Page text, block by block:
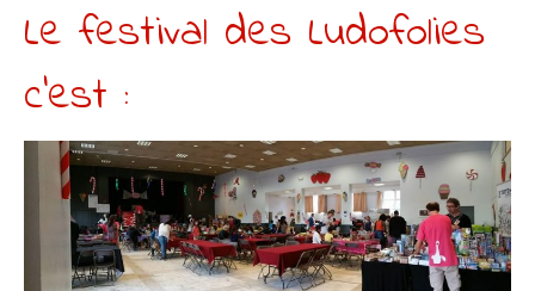
Le festival des Ludofolies
c’est :